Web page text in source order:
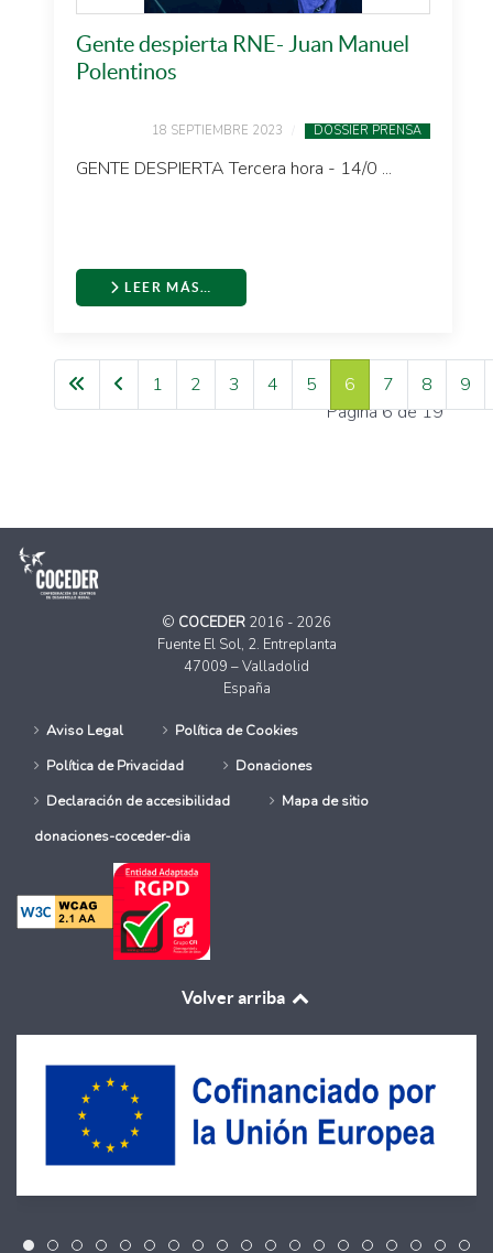
Gente despierta RNE- Juan Manuel
Polentinos
18 SEPTIEMBRE 2023 DOSSIER PRENSA
GENTE DESPIERTA Tercera hora - 14/0 ...
LEER MÁS…
Página 6 de 19
1 2 3 4 5 6 7 8 9
© COCEDER 2016 - 2026
Fuente El Sol, 2. Entreplanta
47009 – Valladolid
España
Aviso Legal
Política de Cookies
Política de Privacidad
Donaciones
Declaración de accesibilidad
Mapa de sitio
donaciones-coceder-dia
Volver arriba